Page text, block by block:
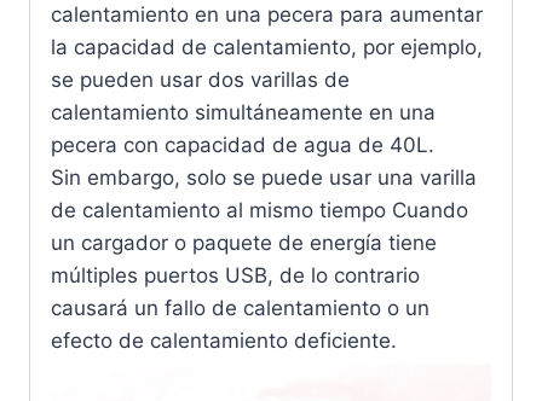
calentamiento en una pecera para aumentar
la capacidad de calentamiento, por ejemplo,
se pueden usar dos varillas de
calentamiento simultáneamente en una
pecera con capacidad de agua de 40L.
Sin embargo, solo se puede usar una varilla
de calentamiento al mismo tiempo Cuando
un cargador o paquete de energía tiene
múltiples puertos USB, de lo contrario
causará un fallo de calentamiento o un
efecto de calentamiento deficiente.